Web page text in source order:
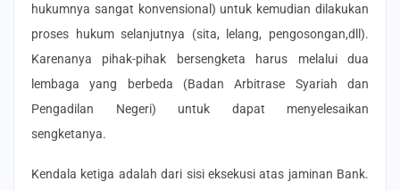
hukumnya sangat konvensional) untuk kemudian dilakukan
proses hukum selanjutnya (sita, lelang, pengosongan,dll).
Karenanya pihak-pihak bersengketa harus melalui dua
lembaga yang berbeda (Badan Arbitrase Syariah dan
Pengadilan Negeri) untuk dapat menyelesaikan
sengketanya.
Kendala ketiga adalah dari sisi eksekusi atas jaminan Bank.